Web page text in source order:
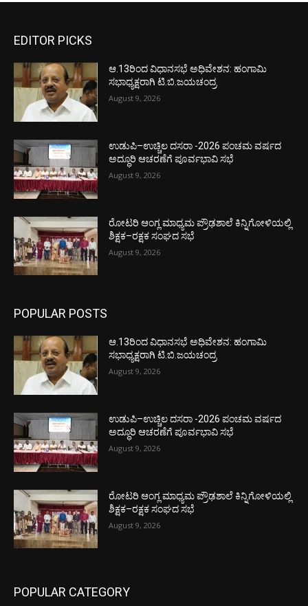
EDITOR PICKS
ಆ.13ರಿಂದ ವಿಧಾನಸಭೆ ಅಧಿವೇಶನ: ಹಂಗಾಮಿ
ಸಭಾಧ್ಯಕ್ಷರಾಗಿ ಟಿ.ಬಿ.ಜಯಚಂದ್ರ
August 9, 2026
ಉಡುಪಿ–ಉಚ್ಚಿಲ ದಸರಾ -2026 ಪಂಚಮ ವರ್ಷದ
ಅದ್ಧೂರಿ ಆಚರಣೆಗೆ ಪೂರ್ವಭಾವಿ ಸಭೆ
August 9, 2026
ರೋಟರಿ ಆಂಗ್ಲ ಮಾಧ್ಯಮ ಪ್ರೌಢಶಾಲೆ ಕಿನ್ನಿಗೋಳಿಯಲ್ಲಿ
ಶಿಕ್ಷಕ–ರಕ್ಷಕ ಸಂಘದ ಸಭೆ
August 9, 2026
POPULAR POSTS
ಆ.13ರಿಂದ ವಿಧಾನಸಭೆ ಅಧಿವೇಶನ: ಹಂಗಾಮಿ
ಸಭಾಧ್ಯಕ್ಷರಾಗಿ ಟಿ.ಬಿ.ಜಯಚಂದ್ರ
August 9, 2026
ಉಡುಪಿ–ಉಚ್ಚಿಲ ದಸರಾ -2026 ಪಂಚಮ ವರ್ಷದ
ಅದ್ಧೂರಿ ಆಚರಣೆಗೆ ಪೂರ್ವಭಾವಿ ಸಭೆ
August 9, 2026
ರೋಟರಿ ಆಂಗ್ಲ ಮಾಧ್ಯಮ ಪ್ರೌಢಶಾಲೆ ಕಿನ್ನಿಗೋಳಿಯಲ್ಲಿ
ಶಿಕ್ಷಕ–ರಕ್ಷಕ ಸಂಘದ ಸಭೆ
August 9, 2026
POPULAR CATEGORY